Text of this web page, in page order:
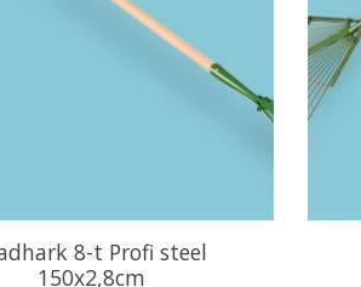
8-t Profi steel
150x2,8cm